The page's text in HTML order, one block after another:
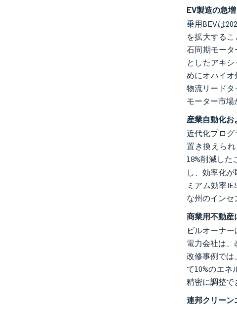
EV製造の急増
乗用BEVは
を拡大する
石同期モータ
としたアキ
めにオハイオ
物流リードタ
モーター市場
産業自動化お
近代化プログ
置き換えら
18%削減した
し、効率化
ミアム効率
な州のインセ
商業用不動産
ビルオーナ
電力会社は、
改修事例では
て10%のエネ
精密に調整で
連邦クリーン